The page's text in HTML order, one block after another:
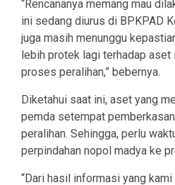
“Rencananya memang mau
ini sedang diurus di BPKPAD
juga masih menunggu
lebih protek lagi terhadap aset
proses peralihan,” bebernya.
Diketahui saat ini, aset yang
pemda setempat
peralihan. Sehingga, perlu
perpindahan nopol madya ke
“Dari hasil informasi yang